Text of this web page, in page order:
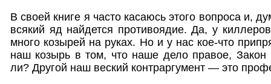
В своей книге я часто касаюсь этого вопроса и,
всякий яд найдется противоядие. Да, у
много козырей на руках. Но и у нас кое-что
наш козырь в том, что наше дело правое,
ли? Другой наш веский контраргумент — это